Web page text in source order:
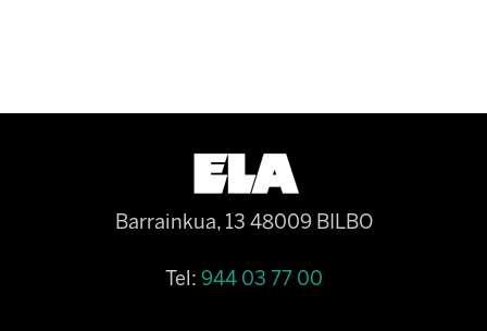
Barrainkua, 13 48009 BILBO
Tel: 944 03 77 00